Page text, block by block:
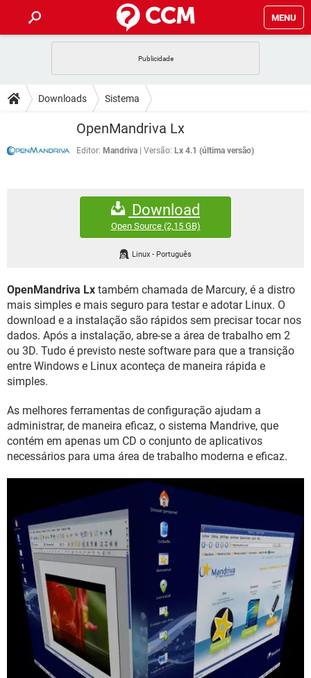
MENU
CELULAR
EXCEL
INSTAGRAM GMAIL
DICAS
JOGOS
JOGOS WHATSAPP
EXCEL
GMAIL
FÓRUM
FACEBOOK
EXCEL
GMAIL
WHATSAPP
INSTAGRAM GMAIL
GUIA DE COMPRAS
Downloads Sistema
OpenMandriva Lx
Editor: Mandriva Versão: Lx 4.1 (última versão)
Download
Open Source(2,15 GB)
Linux - Português
OpenMandriva Lx também chamada de Marcury, é a distro
mais simples e mais seguro para testar e adotar Linux. O
download e a instalação são rápidos sem precisar tocar nos
dados. Após a instalação, abre-se a área de trabalho em 2
ou 3D. Tudo é previsto neste software para que a transição
entre Windows e Linux aconteça de maneira rápida e
simples.
As melhores ferramentas de configuração ajudam a
administrar, de maneira eficaz, o sistema Mandrive, que
contém em apenas um CD o conjunto de aplicativos
necessários para uma área de trabalho moderna e eficaz.